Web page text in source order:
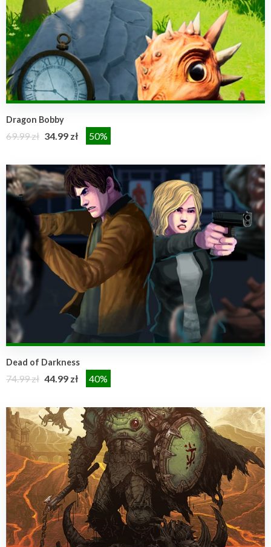
Dragon Bobby
69.99 zł 34.99 zł 50%
Dead of Darkness
74.99 zł 44.99 zł 40%